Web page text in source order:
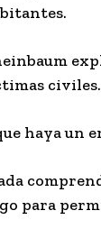
civiles.
haya
para